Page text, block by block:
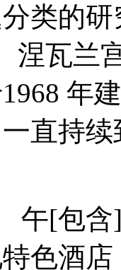
类的
涅瓦兰
年
直持
午[包
色酒店